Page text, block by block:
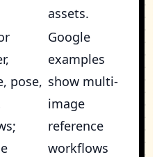
assets.
pose,
Google
examples
show multi-
image
reference
workflows